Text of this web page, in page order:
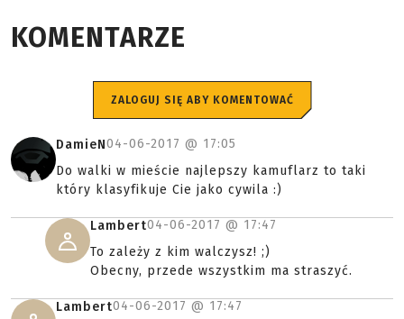
KOMENTARZE
ZALOGUJ SIĘ ABY KOMENTOWAĆ
DamieN04-06-2017 @ 17:05
Do walki w mieście najlepszy kamuflarz to taki
który klasyfikuje Cie jako cywila :)
Lambert04-06-2017 @ 17:47
To zależy z kim walczysz! ;)
Obecny, przede wszystkim ma straszyć.
Lambert04-06-2017 @ 17:47